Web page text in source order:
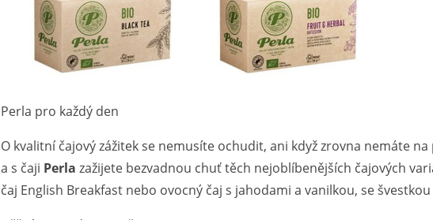
Perla pro každý den
O kvalitní čajový zážitek se nemusíte ochudit, ani když zrovna nemáte
a s čaji Perla zažijete bezvadnou chuť těch nejoblíbenějších čajových
čaj English Breakfast nebo ovocný čaj s jahodami a vanilkou, se